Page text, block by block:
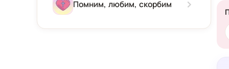
Помним, любим, скорбим